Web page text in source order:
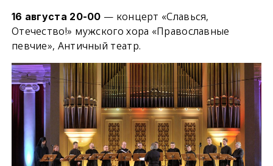
16 августа 20-00 — концерт «Славься,
Отечество!» мужского хора «Православные
певчие», Античный театр.